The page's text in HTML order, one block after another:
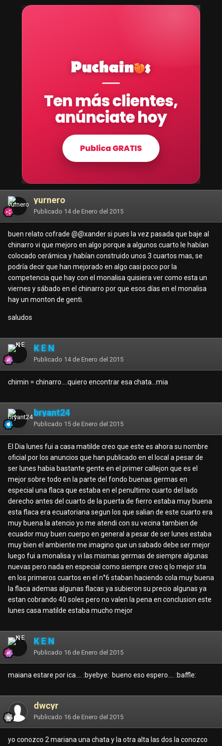
yurnero
Publicado 14 de Enero del 2015
buen relato cofrade @@xandersi pues la vez pasada que baje al
chinarro vi que mejoro en algo porque a algunos cuarto le habían
colocado cerámica y habían construido unos 3 cuartos mas, se
podría decir que han mejorado en algo casi poco por la
competencia que hay con el monalisa quisiera ver como esta un
viernes y sábado en el chinarro por que esos días en el monalisa
hay un monton de genti.
saludos
K E N
Publicado 14 de Enero del 2015
chimin = chinarro....quiero encontrar esa chata...mia
bryant24
Publicado 15 de Enero del 2015
El Dia lunes fui a casa matilde creo que este es ahora su nombre
oficial por los anuncios que han publicado en el local a pesar de
ser lunes habia bastante gente en el primer callejon que es el
mejor sobre todo en la parte del fondo buenas germas en
especial una flaca que estaba en el penultimo cuarto del lado
derecho antes del cuarto de la puerta de fierro estaba muy buena
esta flaca era ecuatoriana segun los que salian de este cuarto era
muy buena la atencio yo me atendi con su vecina tambien de
ecuador muy buen cuerpo en general a pesar de ser lunes estaba
muy bien el ambiente me imagino que un sabado debe ser mejor
luego fui a monalisa y vi las mismas germas de siempre algunas
nuevas pero nada en especial como siempre creo q lo mejor sta
en los primeros cuartos en el n°6 staban haciendo cola muy buena
la flaca ademas algunas flacas ya subieron su precio algunas ya
estan cobrando 40 soles pero no valen la pena en conclusion este
lunes casa matilde estaba mucho mejor
K E N
Publicado 16 de Enero del 2015
maiana estare por ica.... :byebye: bueno eso espero.... :baffle:
dwcyr
Publicado 16 de Enero del 2015
yo conozco 2 mariana una chata y la otra alta las dos la conozco